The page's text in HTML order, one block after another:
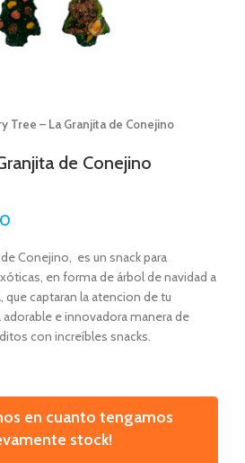
Tree – La Granjita de Conejino
de Conejino
Conejino, es un snack para
en forma de árbol de navidad a
que captaran la atencion de tu
e innovadora manera de
con increíbles snacks.
en cuanto tengamos
stock!